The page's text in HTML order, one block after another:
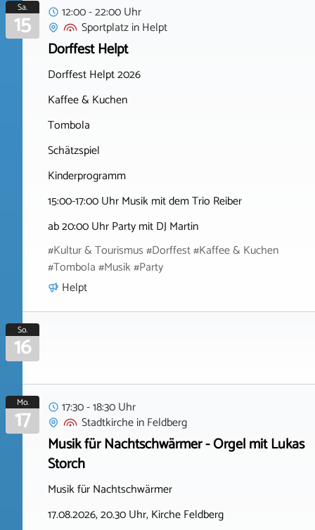
Sa.
15
12:00 - 22:00 Uhr
SportplatzinHelpt
Dorffest Helpt
Dorffest Helpt 2026
Kaffee & Kuchen
Tombola
Schätzspiel
Kinderprogramm
15:00-17:00 Uhr Musik mit dem Trio Reiber
ab 20:00 Uhr Party mit DJ Martin
#Kultur & Tourismus #Dorffest #Kaffee & Kuchen
#Tombola #Musik #Party
Helpt
So.
16
Mo.
17
17:30 - 18:30 Uhr
StadtkircheinFeldberg
Musik für Nachtschwärmer - Orgel mit Lukas
Storch
Musik für Nachtschwärmer
17.08.2026, 20.30 Uhr, Kirche Feldberg